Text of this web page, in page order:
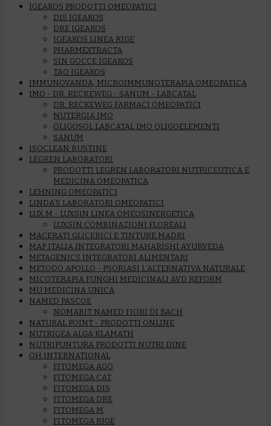
IGEAKOS PRODOTTI OMEOPATICI
DIS IGEAKOS
DRE IGEAKOS
IGEAKOS LINEA RIGE
PHARMEXTRACTA
SIN GOCCE IGEAKOS
TAO IGEAKOS
IMMUNOVANDA, MICROIMMUNOTERAPIA OMEOPATICA
IMO - DR. RECKEWEG - SANUM - LABCATAL
DR. RECKEWEG FARMACI OMEOPATICI
NUTERGIA IMO
OLIGOSOL LABCATAL IMO OLIGOELEMENTI
SANUM
ISOCLEAN BUSTINE
LEGREN LABORATORI
PRODOTTI LEGREN LABORATORI NUTRICEUTICA E
MEDICINA OMEOPATICA
LEHNING OMEOPATICI
LINDA'S LABORATORI OMEOPATICI
LUX.M - LUXSIN LINEA OMEOSINERGETICA
LUXSIN COMBINAZIONI FLOREALI
MACERATI GLICERICI E TINTURE MADRI
MAP ITALIA INTEGRATORI MAHARISHI AYURVEDA
METAGENICS INTEGRATORI ALIMENTARI
METODO APOLLO - PSORIASI L’ALTERNATIVA NATURALE
MICOTERAPIA FUNGHI MEDICINALI AVD REFORM
MU MEDICINA UNICA
NAMED PASCOE
NOMABIT NAMED FIORI DI BACH
NATURAL POINT - PRODOTTI ONLINE
NUTRIGEA ALGA KLAMATH
NUTRIPUNTURA PRODOTTI NUTRI DINE
OH INTERNATIONAL
FITOMEGA AGO
FITOMEGA CAT
FITOMEGA DIS
FITOMEGA DRE
FITOMEGA M
FITOMEGA RIGE